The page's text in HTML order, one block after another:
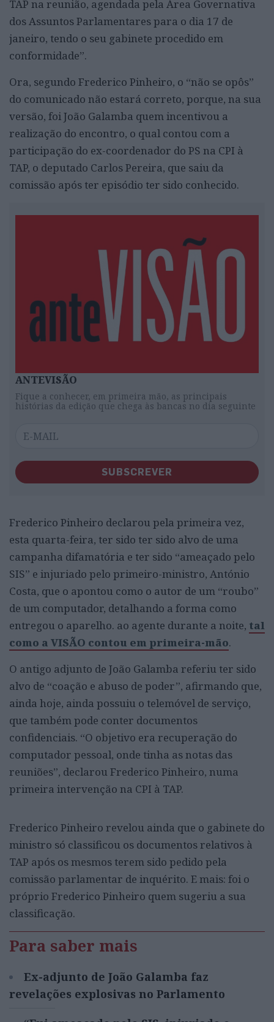
TAP na reunião, agendada pela Área Governativa
dos Assuntos Parlamentares para o dia 17 de
janeiro, tendo o seu gabinete procedido em
conformidade”.
Ora, segundo Frederico Pinheiro, o “não se opôs”
do comunicado não estará correto, porque, na sua
versão, foi João Galamba quem incentivou a
realização do encontro, o qual contou com a
participação do ex-coordenador do PS na CPI à
TAP, o deputado Carlos Pereira, que saiu da
comissão após ter episódio ter sido conhecido.
ANTEVISÃO
Fique a conhecer, em primeira mão, as principais
histórias da edição que chega às bancas no dia seguinte
SUBSCREVER
Frederico Pinheiro declarou pela primeira vez,
esta quarta-feira, ter sido ter sido alvo de uma
campanha difamatória e ter sido “ameaçado pelo
SIS” e injuriado pelo primeiro-ministro, António
Costa, que o apontou como o autor de um “roubo”
de um computador, detalhando a forma como
entregou o aparelho. ao agente durante a noite, tal
como a VISÃO contou em primeira-mão.
O antigo adjunto de João Galamba referiu ter sido
alvo de “coação e abuso de poder”, afirmando que,
ainda hoje, ainda possuiu o telemóvel de serviço,
que também pode conter documentos
confidenciais. “O objetivo era recuperação do
computador pessoal, onde tinha as notas das
reuniões”, declarou Frederico Pinheiro, numa
primeira intervenção na CPI à TAP.
Frederico Pinheiro revelou ainda que o gabinete do
ministro só classificou os documentos relativos à
TAP após os mesmos terem sido pedido pela
comissão parlamentar de inquérito. E mais: foi o
próprio Frederico Pinheiro quem sugeriu a sua
classificação.
Para saber mais
Ex-adjunto de João Galamba faz
revelações explosivas no Parlamento